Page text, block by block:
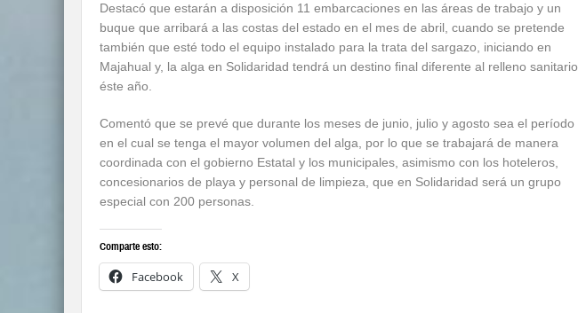
Destacó que estarán a disposición 11 embarcaciones en las áreas de trabajo y un
buque que arribará a las costas del estado en el mes de abril, cuando se pretende
también que esté todo el equipo instalado para la trata del sargazo, iniciando en
Majahual y, la alga en Solidaridad tendrá un destino final diferente al relleno sanitario
éste año.
Comentó que se prevé que durante los meses de junio, julio y agosto sea el período
en el cual se tenga el mayor volumen del alga, por lo que se trabajará de manera
coordinada con el gobierno Estatal y los municipales, asimismo con los hoteleros,
concesionarios de playa y personal de limpieza, que en Solidaridad será un grupo
especial con 200 personas.
Comparte esto:
Facebook X